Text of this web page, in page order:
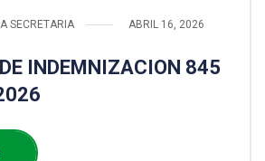
SECRETARIA ABRIL 16, 2026
INDEMNIZACION 845